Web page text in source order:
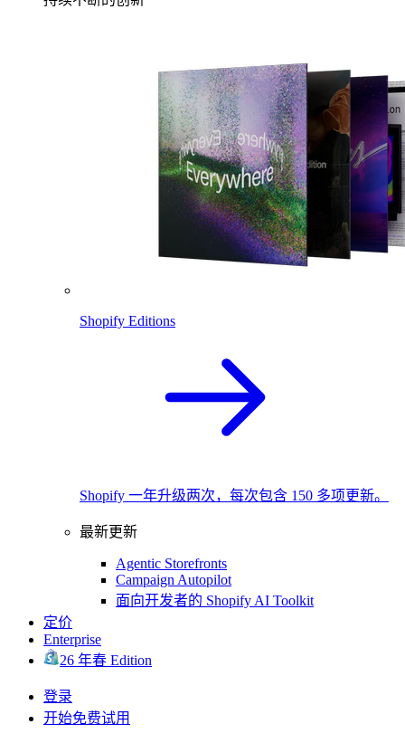
Shopify Editions
Shopify 一年升级两次，每次包含 150 多项更新。
最新更新
Agentic Storefronts
Campaign Autopilot
面向开发者的 Shopify AI Toolkit
定价
Enterprise
26 年春 Edition
登录
开始免费试用